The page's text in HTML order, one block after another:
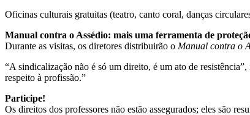
Oficinas culturais gratuitas (teatro, canto coral, danças
Manual contra o Assédio: mais uma ferramenta de
Durante as visitas, os diretores distribuirão o Manual contra o
“A sindicalização não é só um direito, é um ato de
respeito à profissão.”
Participe!
Os direitos dos professores não estão assegurados; eles são